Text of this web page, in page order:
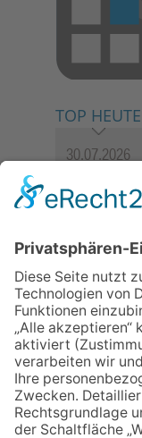
TOP HEUTE
30.07.2026
06.08.2026
06.08.2026
09.07.2026